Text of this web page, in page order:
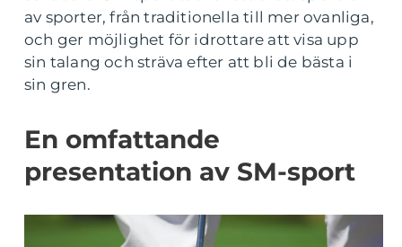
av sporter, från traditionella till mer ovanliga,
och ger möjlighet för idrottare att visa upp
sin talang och sträva efter att bli de bästa i
sin gren.
En omfattande
presentation av SM-sport